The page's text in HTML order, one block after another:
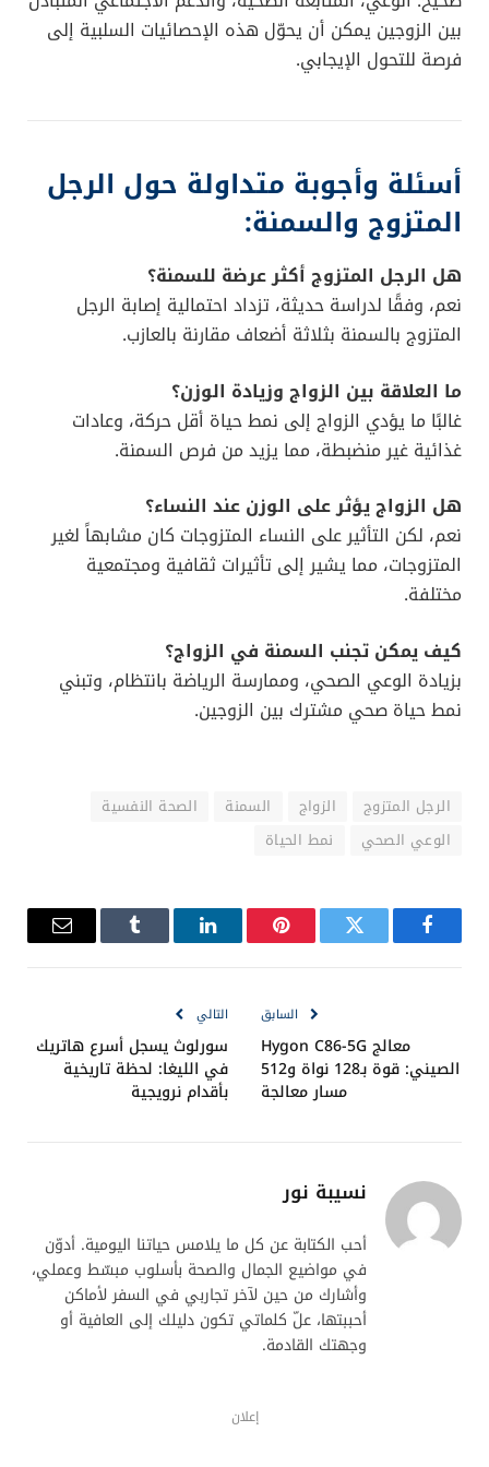
يقترح الباحثون أن تعزيز الوعي الصحي عبر مراحل الحياة
المختلفة قد يكون الحل. حملات التوعية، استشارات
مشتركة قد يعزز فرص النجاح.
خاتمة
الزواج
لا يعني بالضرورة أن يهمل الإنسان صحته، بل على
العكس، قد يكون دافعًا لنمط حياة أفضل إن استُغل بشكل
بين الزوجين يمكن أن يحوّل هذه الإحصائيات السلبية إلى
فرصة للتحول الإيجابي.
المتزوج والسمنة:
هل الرجل المتزوج أكثر عرضة للسمنة؟
نعم، وفقًا لدراسة حديثة، تزداد احتمالية إصابة الرجل
المتزوج بالسمنة بثلاثة أضعاف مقارنة بالعازب.
غذائية غير منضبطة، مما يزيد من فرص السمنة.